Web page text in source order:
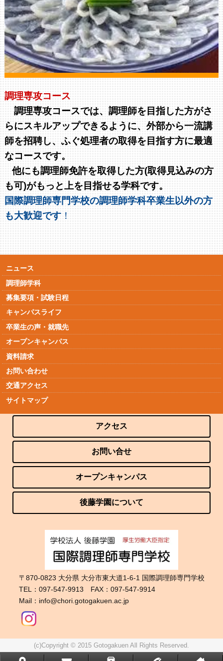
調理専攻コース
調理専攻コースでは、調理師を目指した方がさ
らにスキルアップできるように、外部から一流講
師を招聘し、ふぐ処理者の取得を目指す方に最適
なコースです。
他にも調理師免許を取得した方(取得見込みの方
も可)がもっと上を目指せる学科です。
国際調理師専門学校の調理師学科卒業生以外の方
も大歓迎です！
ニュース
調理師学科
募集要項・試験日程
キャンパスライフ
卒業生の声・就職先
オープンキャンパス
資料請求
お問い合わせ
交通アクセス
サイトマップ
アクセス
お問い合せ
オープンキャンパス
後藤学園について
〒870-0823 大分県 大分市東大道1-6-1 国際調理師専門学校
TEL：097-547-9913 FAX：097-547-9914
Mail：info@chori.gotogakuen.ac.jp
(c)Copyright © 2015 Gotogakuen All Rights Reserved.